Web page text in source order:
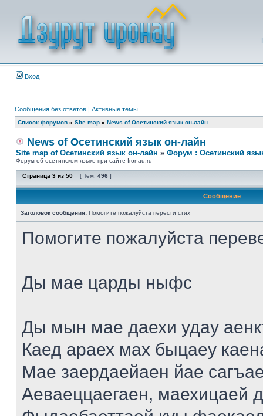
Вход
Сообщения без ответов | Активные темы
Список форумов » Site map » News of Осетинский язык он-лайн
News of Осетинский язык он-лайн
Site map of Осетинский язык он-лайн » Форум : Осетинский
Форум об осетинском языке при сайте Ironau.ru
Страница 3 из 50 [ Тем: 496 ]
Сообщение
Заголовок сообщения: Помогите пожалуйста перести стих
Помогите пожалуйста
Ды мае царды ныфс
Ды мын мае даехи удау
Каед араех мах быцаеу
Мае заердаейаен йае
Аеваеццаегаен, маехицаей